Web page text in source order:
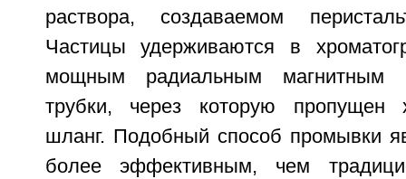
раствора, создаваемом
Частицы удерживаются в
мощным радиальным магнитным
трубки, через которую пропущен
шланг. Подобный способ промывки
более эффективным, чем